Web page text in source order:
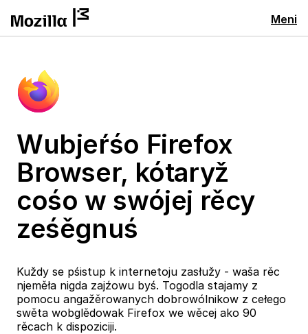
Meni
Wubjeŕśo Firefox
Browser, kótaryž
cośo w swójej rěcy
ześěgnuś
Kuždy se pśistup k internetoju zasłužy - waša rěc
njeměła nigda zajźowu byś. Togodla stajamy z
pomocu angažěrowanych dobrowólnikow z cełego
swěta wobglědowak Firefox we wěcej ako 90
rěcach k dispoziciji.